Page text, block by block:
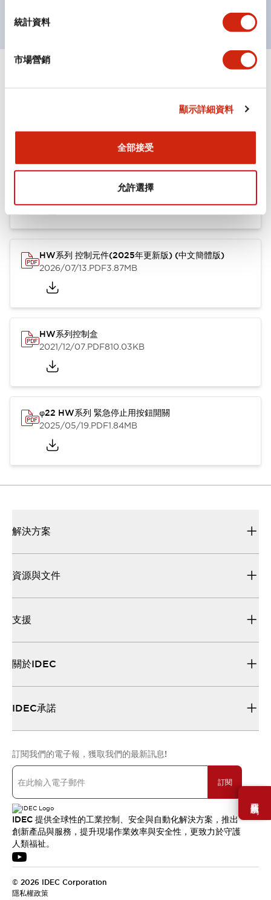
統計資料
市場營銷
顯示詳細資料
全部接受
允許選擇
需要幫助嗎？
文件和檔案
4.61MB
HW系列 控制元件(2025年更新版) (中文簡體版)
2026/07/13.PDF3.87MB
HW系列控制盒
2021/12/07.PDF810.03KB
φ22 HW系列 緊急停止用按鈕開關
2025/05/19.PDF1.84MB
解決方案
資源與文件
支援
關於IDEC
IDEC承諾
訂閱我們的電子報，獲取我們的最新訊息!
訂閱
IDEC 提供全球性的工業控制、安全與自動化解決方案，推出
創新產品與服務，提升現場作業效率與安全性，更致力於守護
人類福祉。
© 2026 IDEC Corporation
隱私權政策